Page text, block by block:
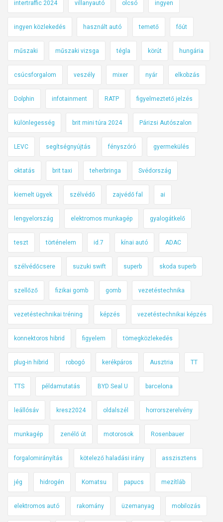
intertraffic 2024 villanyautó olcsó ingyen
ingyen közlekedés használt autó temető főút
műszaki műszaki vizsga tégla körút hungária
csúcsforgalom veszély mixer nyár elkobzás
Dolphin infotainment RATP figyelmeztető jelzés
különlegesség brit mini túra 2024 Párizsi Autószalon
LEVC segítségnyújtás fényszóró gyermekülés
oktatás brit taxi teherbringa Svédország
kiemelt ügyek szélvédő zajvédő fal ai
lengyelország elektromos munkagép gyalogátkelő
teszt történelem id.7 kínai autó ADAC
szélvédőcsere suzuki swift superb skoda superb
szellőző fizikai gomb gomb vezetéstechnika
vezetéstechnikai tréning képzés vezetéstechnikai képzés
konnektoros hibrid figyelem tömegközlekedés
plug-in hibrid robogó kerékpáros Ausztria TT
TTS példamutatás BYD Seal U barcelona
leállósáv kresz2024 oldalszél horrorszerelvény
munkagép zenélő út motorosok Rosenbauer
forgalomirányítás kötelező haladási irány asszisztens
jég hidrogén Komatsu papucs mezítláb
elektromos autó rakomány üzemanyag mobilozás